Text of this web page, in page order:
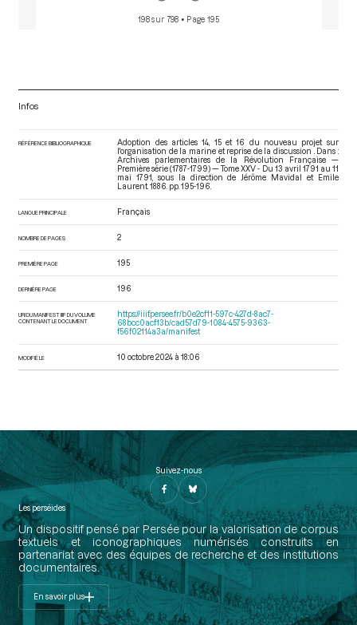
198 sur 798 • Page 195
Infos
RÉFÉRENCE BIBLIOGRAPHIQUE
Adoption des articles 14, 15 et 16 du nouveau projet sur
l'organisation de la marine et reprise de la discussion . Dans :
Archives parlementaires de la Révolution Française —
Première série (1787-1799) — Tome XXV - Du 13 avril 1791 au 11
mai 1791
, sous la direction de Jérôme Mavidal et Emile
Laurent. 1886. pp. 195-196.
LANGUE PRINCIPALE Français
NOMBRE DE PAGES 2
PREMIÈRE PAGE 195
DERNIÈRE PAGE 196
URI DU MANIFEST IIIF DU VOLUME
CONTENANT LE DOCUMENT
https://iiif.persee.fr/b0e2cf11-597c-427d-8ac7-
68bcc0acf13b/cad57d79-1084-4575-9363-
f56f02114a3a/manifest
MODIFIÉ LE 10 octobre 2024 à 18:06
Suivez-nous
Les perséides
Un dispositif pensé par Persée pour la valorisation de corpus
textuels et iconographiques numérisés construits en
partenariat avec des équipes de recherche et des institutions
documentaires.
En savoir plus